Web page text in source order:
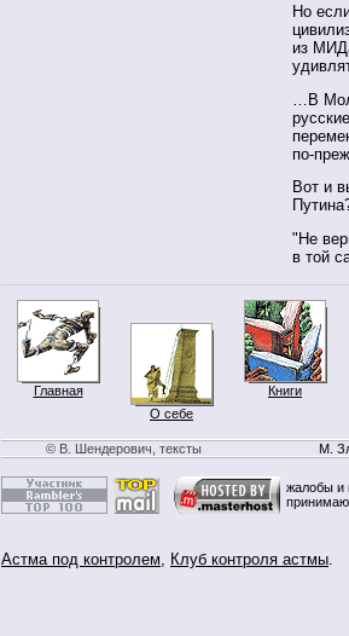
Но
из
…В
по-
Вот и
"Не
в той
Главная
О себе
Книги
© В. Шендерович, тексты М.
жалобы и
Астма под контролем, Клуб контроля астмы.